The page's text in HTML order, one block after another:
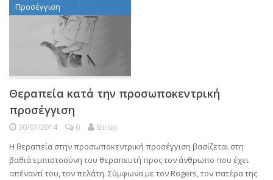
Προσέγγιση
Θεραπεία κατά την προσωποκεντρική
προσέγγιση
30/07/2014 0 Stirizo
Η θεραπεία στην προσωποκεντρική προσέγγιση βασίζεται στη
βαθιά εμπιστοσύνη του θεραπευτή προς τον άνθρωπο που έχει
απέναντί του, τον πελάτη. Σύμφωνα με τον Rogers, τον πατέρα της